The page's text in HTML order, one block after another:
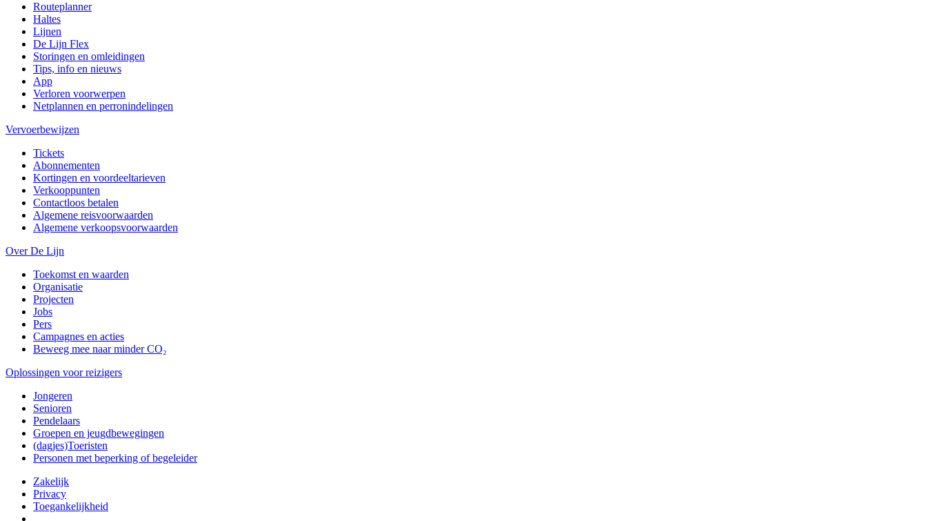
Routeplanner
Haltes
Lijnen
De Lijn Flex
Storingen en omleidingen
Tips, info en nieuws
App
Verloren voorwerpen
Netplannen en perronindelingen
Vervoerbewijzen
Tickets
Abonnementen
Kortingen en voordeeltarieven
Verkooppunten
Contactloos betalen
Algemene reisvoorwaarden
Algemene verkoopsvoorwaarden
Over De Lijn
Toekomst en waarden
Organisatie
Projecten
Jobs
Pers
Campagnes en acties
Beweeg mee naar minder CO₂
Oplossingen voor reizigers
Jongeren
Senioren
Pendelaars
Groepen en jeugdbewegingen
(dagjes)Toeristen
Personen met beperking of begeleider
Zakelijk
Privacy
Toegankelijkheid